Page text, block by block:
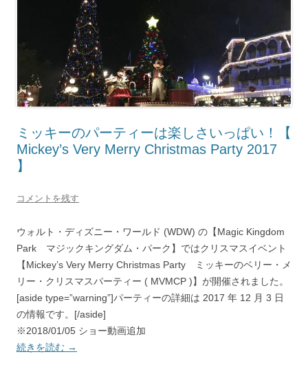
ミッキーのパーティーは楽しさいっぱい！【
Mickey’s Very Merry Christmas Party 2017
】
コメントを残す
ウォルト・ディズニー・ワールド (WDW) の【Magic Kingdom
Park マジックキングダム・パーク】ではクリスマスイベント
【Mickey’s Very Merry Christmas Party ミッキーのベリー・メ
リー・クリスマスパーティー ( MVMCP )】が開催されました。
[aside type=”warning”]パーティーの詳細は 2017 年 12 月 3 日
の情報です。[/aside]
※2018/01/05 ショー動画追加
続きを読む →